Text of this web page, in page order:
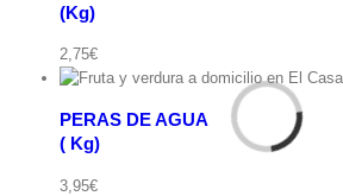
(Kg)
2,75€
PERAS DE AGUA
( Kg)
3,95€